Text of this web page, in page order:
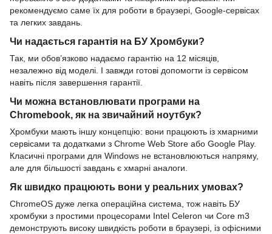
рекомендуємо саме їх для роботи в браузері, Google-сервісах
та легких завдань.
Чи надається гарантія на БУ Хромбуки?
Так, ми обов’язково надаємо гарантію на 12 місяців,
незалежно від моделі. І завжди готові допомогти із сервісом
навіть після завершення гарантії.
Чи можна встановлювати програми на
Chromebook, як на звичайний ноутбук?
Хромбуки мають іншу концепцію: вони працюють із хмарними
сервісами та додатками з Chrome Web Store або Google Play.
Класичні програми для Windows не встановлюються напряму,
але для більшості завдань є хмарні аналоги.
Як швидко працюють вони у реальних умовах?
ChromeOS дуже легка операційна система, тож навіть БУ
хромбуки з простими процесорами Intel Celeron чи Core m3
демонструють високу швидкість роботи в браузері, із офісними